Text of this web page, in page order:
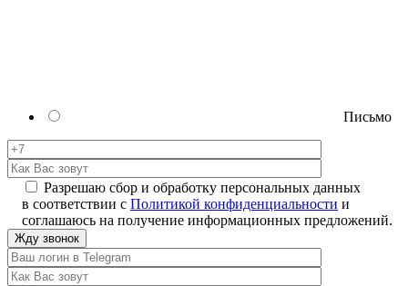
Письмо
Разрешаю сбор и обработку персональных данных
в соответствии с Политикой конфиденциальности и
соглашаюсь на получение информационных предложений.